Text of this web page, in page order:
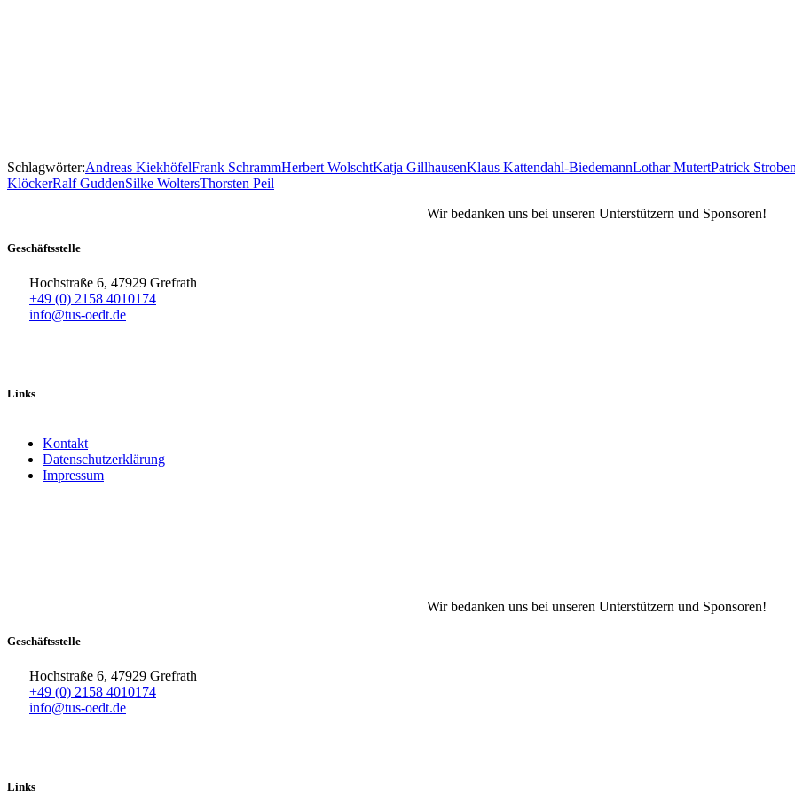
Schlagwörter:Andreas KiekhöfelFrank SchrammHerbert WolschtKatja GillhausenKlaus Kattendahl-BiedemannLothar MutertPatrick Stroben
KlöckerRalf GuddenSilke WoltersThorsten Peil
Wir bedanken uns bei unseren Unterstützern und Sponsoren!
Geschäftsstelle
Hochstraße 6, 47929 Grefrath
+49 (0) 2158 4010174
info@tus-oedt.de
Links
Kontakt
Datenschutzerklärung
Impressum
Wir bedanken uns bei unseren Unterstützern und Sponsoren!
Geschäftsstelle
Hochstraße 6, 47929 Grefrath
+49 (0) 2158 4010174
info@tus-oedt.de
Links